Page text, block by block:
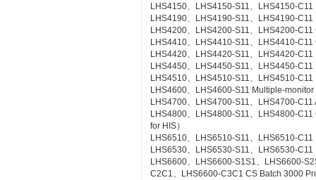
LHS4150、LHS4150-S11、LHS4150-
LHS4190、LHS4190-S11、LHS4190-
LHS4200、LHS4200-S11、LHS4200-
LHS4410、LHS4410-S11、LHS4410-
LHS4420、LHS4420-S11、LHS4420-
LHS4450、LHS4450-S11、LHS4450-
LHS4510、LHS4510-S11、LHS4510-
LHS4600、LHS4600-S11 Multiple-
LHS4700、LHS4700-S11、LHS4700-
LHS4800、LHS4800-S11、LHS4800-
for HIS）
LHS6510、LHS6510-S11、LHS6510-
LHS6530、LHS6530-S11、LHS6530-
LHS6600、LHS6600-S1S1、LHS6600-
C2C1、LHS6600-C3C1 CS Batch 3000